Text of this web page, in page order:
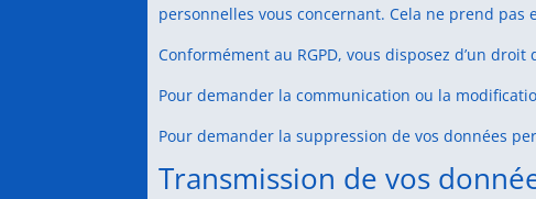
personnelles vous concernant. Cela ne prend
Conformément au RGPD, vous disposez d’un
Pour demander la communication ou la
Pour demander la suppression de vos données
Transmission de vos